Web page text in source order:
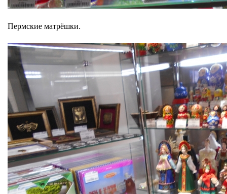
Пермские матрёшки.